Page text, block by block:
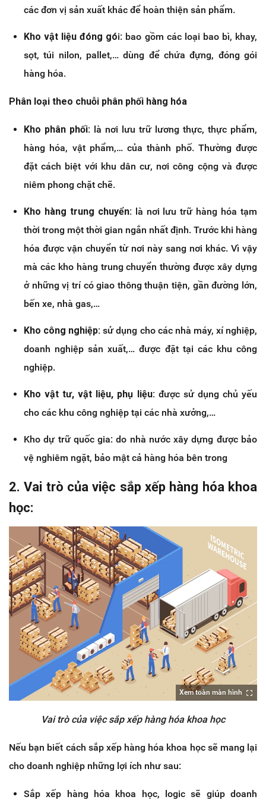
các đơn vị sản xuất khác để hoàn thiện sản phẩm.
Kho vật liệu đóng gói: bao gồm các loại bao bì, khay,
sọt, túi nilon, pallet,… dùng để chứa đựng, đóng gói
hàng hóa.
Phân loại theo chuỗi phân phối hàng hóa
Kho phân phối: là nơi lưu trữ lương thực, thực phẩm,
hàng hóa, vật phẩm,… của thành phố. Thường được
đặt cách biệt với khu dân cư, nơi công cộng và được
niêm phong chặt chẽ.
Kho hàng trung chuyển: là nơi lưu trữ hàng hóa tạm
thời trong một thời gian ngắn nhất định. Trước khi hàng
hóa được vận chuyển từ nơi này sang nơi khác. Vì vậy
mà các kho hàng trung chuyển thường được xây dựng
ở những vị trí có giao thông thuận tiện, gần đường lớn,
bến xe, nhà gas,…
Kho công nghiệp: sử dụng cho các nhà máy, xí nghiệp,
doanh nghiệp sản xuất,… được đặt tại các khu công
nghiệp.
Kho vật tư, vật liệu, phụ liệu:được sử dụng chủ yếu
cho các khu công nghiệp tại các nhà xưởng,…
Kho dự trữ quốc gia: do nhà nước xây dựng được bảo
vệ nghiêm ngặt, bảo mật cả hàng hóa bên trong
2. Vai trò của việc sắp xếp hàng hóa khoa
học:
Xem toàn màn hình
Vai trò của việc sắp xếp hàng hóa khoa học
Nếu bạn biết cách sắp xếp hàng hóa khoa học sẽ mang lại
cho doanh nghiệp những lợi ích như sau:
Sắp xếp hàng hóa khoa học, logic sẽ giúp doanh